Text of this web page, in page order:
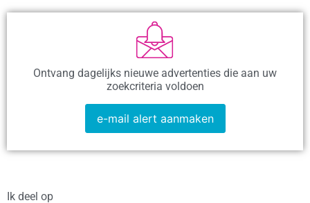
Ontvang dagelijks nieuwe advertenties die aan uw
zoekcriteria voldoen
e-mail alert aanmaken
Ik deel op